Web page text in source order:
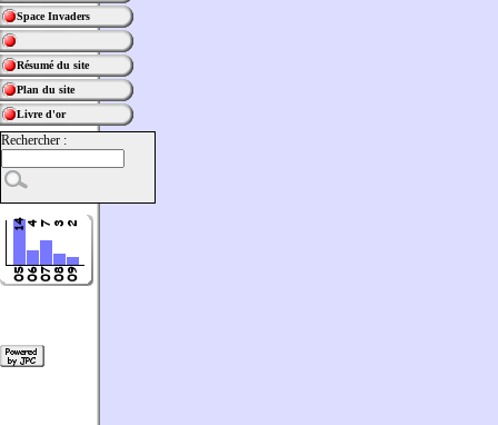
Space Invaders
Résumé du site
Plan du site
Livre d'or
Rechercher :